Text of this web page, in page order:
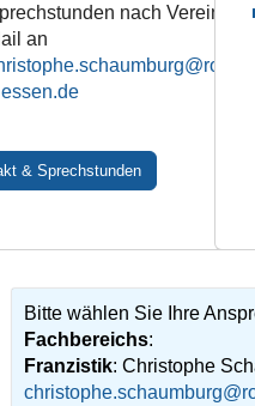
nach
an
& Sprechstunden
Bitte wählen Sie Ihre
Fachbereichs:
Franzistik: Christophe
christophe.schaumburg